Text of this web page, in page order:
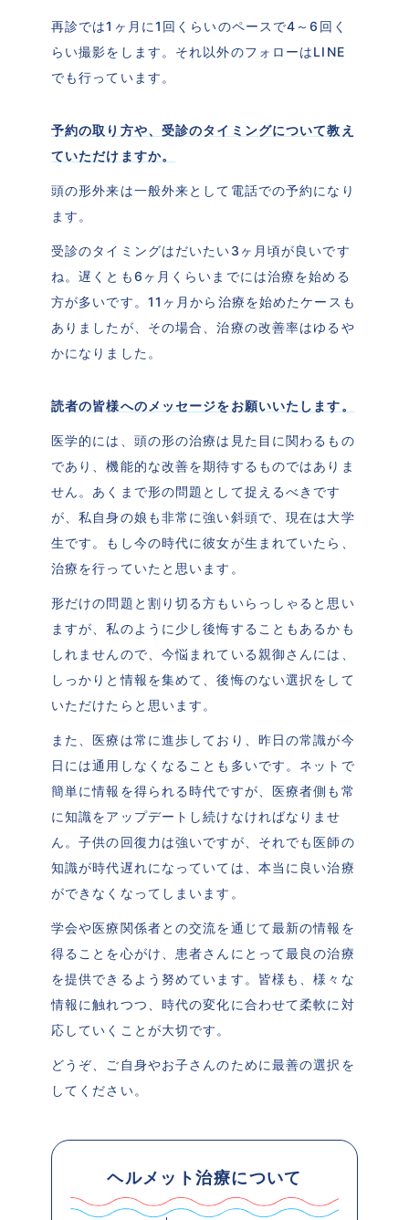
再診では1ヶ月に1回くらいのペースで4～6回く
らい撮影をします。それ以外のフォローはLINE
でも行っています。
予約の取り方や、受診のタイミングについて教え
ていただけますか。
頭の形外来は一般外来として電話での予約になり
ます。
受診のタイミングはだいたい3ヶ月頃が良いです
ね。遅くとも6ヶ月くらいまでには治療を始める
方が多いです。11ヶ月から治療を始めたケースも
ありましたが、その場合、治療の改善率はゆるや
かになりました。
読者の皆様へのメッセージをお願いいたします。
医学的には、頭の形の治療は見た目に関わるもの
であり、機能的な改善を期待するものではありま
せん。あくまで形の問題として捉えるべきです
が、私自身の娘も非常に強い斜頭で、現在は大学
生です。もし今の時代に彼女が生まれていたら、
治療を行っていたと思います。
形だけの問題と割り切る方もいらっしゃると思い
ますが、私のように少し後悔することもあるかも
しれませんので、今悩まれている親御さんには、
しっかりと情報を集めて、後悔のない選択をして
いただけたらと思います。
また、医療は常に進歩しており、昨日の常識が今
日には通用しなくなることも多いです。ネットで
簡単に情報を得られる時代ですが、医療者側も常
に知識をアップデートし続けなければなりませ
ん。子供の回復力は強いですが、それでも医師の
知識が時代遅れになっていては、本当に良い治療
ができなくなってしまいます。
学会や医療関係者との交流を通じて最新の情報を
得ることを心がけ、患者さんにとって最良の治療
を提供できるよう努めています。皆様も、様々な
情報に触れつつ、時代の変化に合わせて柔軟に対
応していくことが大切です。
どうぞ、ご自身やお子さんのために最善の選択を
してください。
ヘルメット治療について